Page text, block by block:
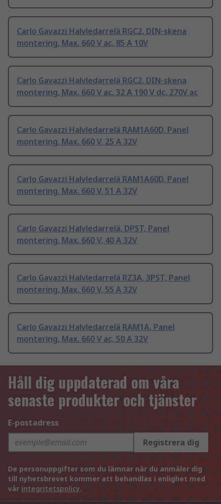
Carlo Gavazzi Halvledarrelä RGC2, DIN-skena
montering, Max. 660 V ac, 85 A 10V
Carlo Gavazzi Halvledarrelä RGC2, DIN-skena
montering, Max. 660 V ac, 32 A 190 V dc, 270V ac
Carlo Gavazzi Halvledarrelä RAM1A60D, Panel
montering, Max. 660 V, 25 A 32V
Carlo Gavazzi Halvledarrelä RAM1A60D, Panel
montering, Max. 660 V, 51 A 32V
Carlo Gavazzi Halvledarrelä, DPST, Panel
montering, Max. 660 V, 40 A 32V
Carlo Gavazzi Halvledarrelä RZ3A, 3PST, Panel
montering, Max. 660 V, 55 A 32V
Carlo Gavazzi Halvledarrelä RAM1A, Panel
montering, Max. 660 V ac, 50 A 32V
Håll dig uppdaterad om våra
senaste produkter och tjänster
E-postadress
Registrera dig
De personuppgifter som du lämnar när du anmäler dig
till nyhetsbrevet kommer att behandlas i enlighet med
vår integritetspolicy.